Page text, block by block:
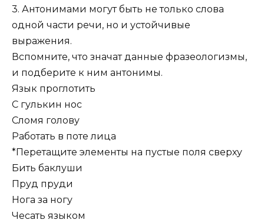
3. Антонимами могут быть не только слова
одной части речи, но и устойчивые
выражения.
Вспомните, что значат данные фразеологизмы,
и подберите к ним антонимы.
Язык проглотить
С гулькин нос
Сломя голову
Работать в поте лица
*Перетащите элементы на пустые поля сверху
Бить баклуши
Пруд пруди
Нога за ногу
Чесать языком